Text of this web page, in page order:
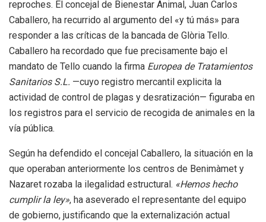
reproches. El concejal de Bienestar Animal, Juan Carlos
Caballero, ha recurrido al argumento del «y tú más» para
responder a las críticas de la bancada de Glòria Tello.
Caballero ha recordado que fue precisamente bajo el
mandato de Tello cuando la firma Europea de Tratamientos
Sanitarios S.L. —cuyo registro mercantil explicita la
actividad de control de plagas y desratización— figuraba en
los registros para el servicio de recogida de animales en la
vía pública.
Según ha defendido el concejal Caballero, la situación en la
que operaban anteriormente los centros de Benimàmet y
Nazaret rozaba la ilegalidad estructural. «Hemos hecho
cumplir la ley», ha aseverado el representante del equipo
de gobierno, justificando que la externalización actual